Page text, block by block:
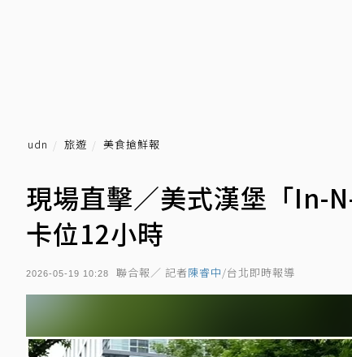
udn 旅遊 美食搶鮮報
現場直擊／美式漢堡「In-
卡位12小時
2026-05-19 10:28 聯合報／ 記者陳睿中/台北即時報導